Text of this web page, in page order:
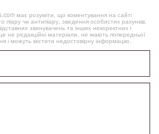
має розуміти, що коментування на сайті
піару чи антипіару, зведення особистих рахунків,
звинувачень та інших некоректних і
не редакційні матеріали, не мають попередньої
і можуть містити недостовірну інформацію.